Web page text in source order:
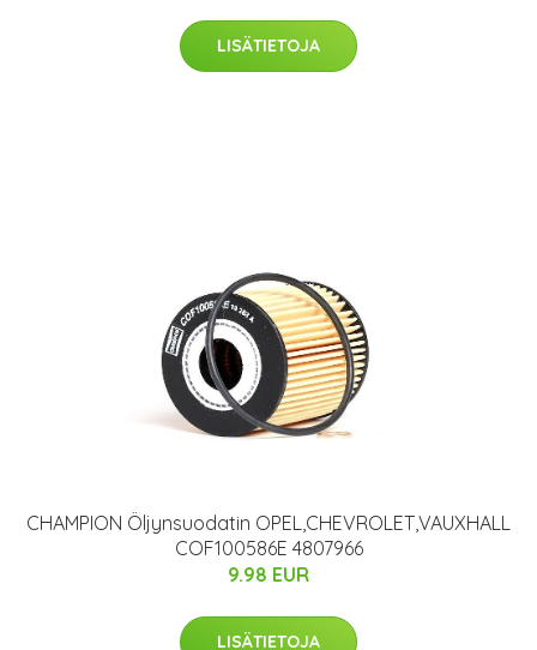
LISÄTIETOJA
CHAMPION Öljynsuodatin OPEL,CHEVROLET,VAUXHALL
COF100586E 4807966
9.98 EUR
LISÄTIETOJA